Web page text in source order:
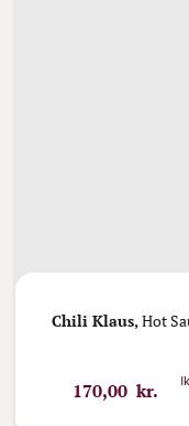
Chili Klaus, Hot
170,00 kr.